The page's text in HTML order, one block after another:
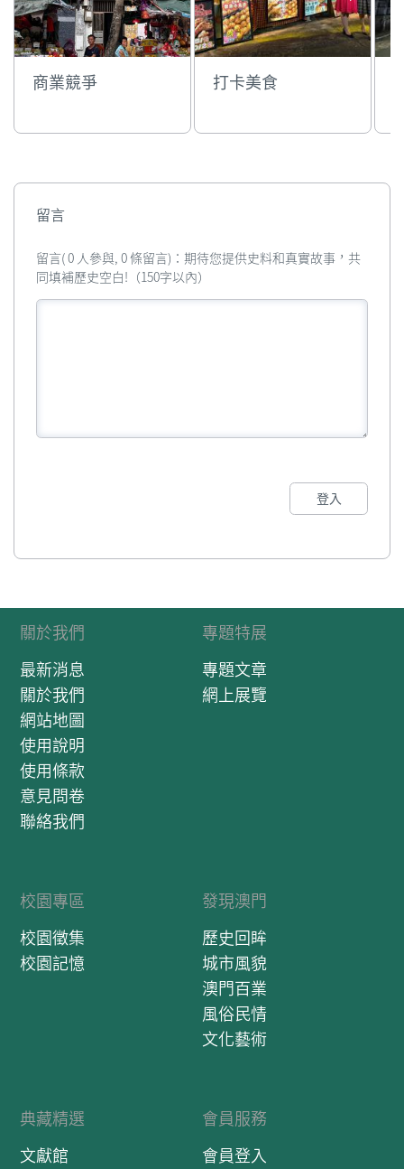
商業競爭 打卡美食
留言
留言( 0 人參與, 0 條留言)：期待您提供史料和真實故事，共
同填補歷史空白!（150字以內）
登入
關於我們
最新消息
關於我們
網站地圖
使用說明
使用條款
意見問卷
聯絡我們
專題特展
專題文章
網上展覽
校園專區
校園徵集
校園記憶
發現澳門
歷史回眸
城市風貌
澳門百業
風俗民情
文化藝術
典藏精選
文獻館
會員服務
會員登入